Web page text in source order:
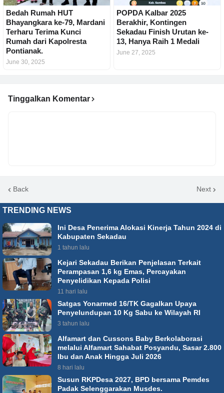
Bedah Rumah HUT
Bhayangkara ke-79, Mardani
Terharu Terima Kunci
Rumah dari Kapolresta
Pontianak.
June 30, 2025
POPDA Kalbar 2025
Berakhir, Kontingen
Sekadau Finish Urutan ke-
13, Hanya Raih 1 Medali
June 27, 2025
Tinggalkan Komentar
Back Next
TRENDING NEWS
Ini Desa Penerima Alokasi Kinerja Tahun 2024 di
Kabupaten Sekadau
1 tahun lalu
Kejari Sekadau Berikan Penjelasan Terkait
Perampasan 1,6 kg Emas, Percayakan
Penyelidikan Kepada Polisi
11 hari lalu
Satgas Yonarmed 16/TK Gagalkan Upaya
Penyelundupan 10 Kg Sabu ke Wilayah RI
3 tahun lalu
Alfamart dan Cussons Baby Berkolaborasi
melalui Alfamart Sahabat Posyandu, Sasar 2.800
Ibu dan Anak Hingga Juli 2026
8 hari lalu
Susun RKPDesa 2027, BPD bersama Pemdes
Padak Selenggarakan Musdes.